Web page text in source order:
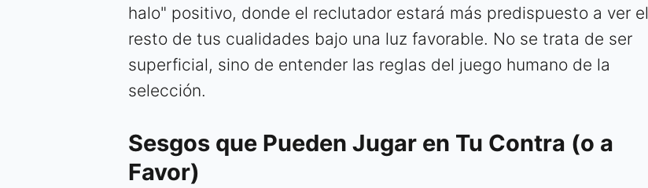
halo" positivo, donde el reclutador estará más predispuesto a ver el
resto de tus cualidades bajo una luz favorable. No se trata de ser
superficial, sino de entender las reglas del juego humano de la
selección.
Sesgos que Pueden Jugar en Tu Contra (o a
Favor)